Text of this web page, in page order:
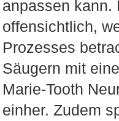
anpassen kann.
offensichtlich,
Prozesses
Säugern mit
Marie-Tooth
einher. Zudem